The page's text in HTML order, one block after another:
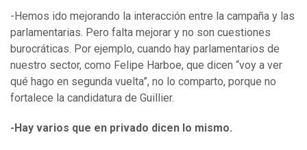
-Hemos ido mejorando la interacción entre la campaña y las
parlamentarias. Pero falta mejorar y no son cuestiones
burocráticas. Por ejemplo, cuando hay parlamentarios de
nuestro sector, como Felipe Harboe, que dicen “voy a ver
qué hago en segunda vuelta”, no lo comparto, porque no
fortalece la candidatura de Guillier.
-Hay varios que en privado dicen lo mismo.